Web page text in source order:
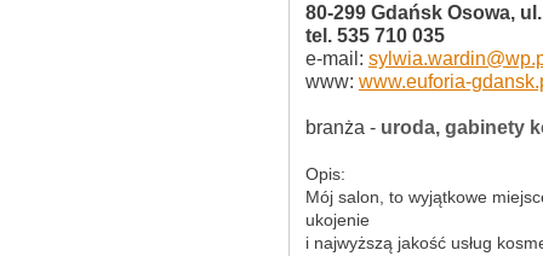
80-299 Gdańsk Osowa,
tel. 535 710 035
e-mail:
www: www.euforia-
branża - uroda, gabinety
Opis:
Mój salon, to wyjątkowe
ukojenie
i najwyższą jakość usług